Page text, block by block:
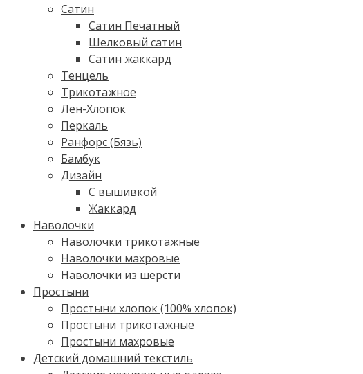
Cатин
Сатин Печатный
Шелковый сатин
Сатин жаккард
Тенцель
Трикотажное
Лен-Хлопок
Перкаль
Ранфорс (Бязь)
Бамбук
Дизайн
С вышивкой
Жаккард
Наволочки
Наволочки трикотажные
Наволочки махровые
Наволочки из шерсти
Простыни
Простыни хлопок (100% хлопок)
Простыни трикотажные
Простыни махровые
Детский домашний текстиль